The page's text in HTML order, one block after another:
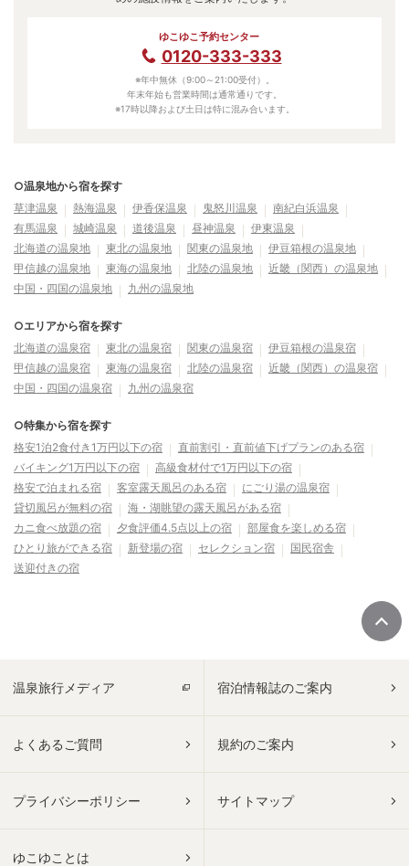
ゆこゆこ予約センター
0120-333-333
※年中無休（9:00～21:00受付）。
年末年始も営業時間は通常通りです。
※17時以降および土日は特に混み合います。
○温泉地から宿を探す
草津温泉
熱海温泉 伊香保温泉 鬼怒川温泉
南紀白浜温泉
有馬温泉
城崎温泉 道後温泉 昼神温泉
伊東温泉
北海道の温泉地
東北の温泉地 関東の温泉地
伊豆箱根の温泉地
甲信越の温泉地
東海の温泉地 北陸の温泉地
近畿（関西）の温泉地
中国・四国の温泉地
九州の温泉地
○エリアから宿を探す
北海道の温泉宿
東北の温泉宿 関東の温泉宿
伊豆箱根の温泉宿
甲信越の温泉宿
東海の温泉宿 北陸の温泉宿
近畿（関西）の温泉宿
中国・四国の温泉宿
九州の温泉宿
○特集から宿を探す
格安1泊2食付き1万円以下の宿
直前割引・直前値下げプランのある宿
バイキング1万円以下の宿
高級食材付で1万円以下の宿
格安で泊まれる宿
客室露天風呂のある宿
にごり湯の温泉宿
貸切風呂が無料の宿
海・湖眺望の露天風呂がある宿
カニ食べ放題の宿
夕食評価4.5点以上の宿
部屋食を楽しめる宿
ひとり旅ができる宿
新登場の宿 セレクション宿
国民宿舎
送迎付きの宿
温泉旅行メディア 宿泊情報誌のご案内
よくあるご質問 規約のご案内
プライバシーポリシー サイトマップ
ゆこゆことは